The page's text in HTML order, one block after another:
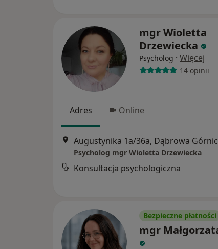
mgr Wioletta
Drzewiecka
Psycholog · Więcej
14 opinii
Adres Online
Augustynika 1a/36a, Dąbrowa
Psycholog mgr Wioletta Drzewiecka
Konsultacja psychologiczna
Bezpieczne płatności
mgr